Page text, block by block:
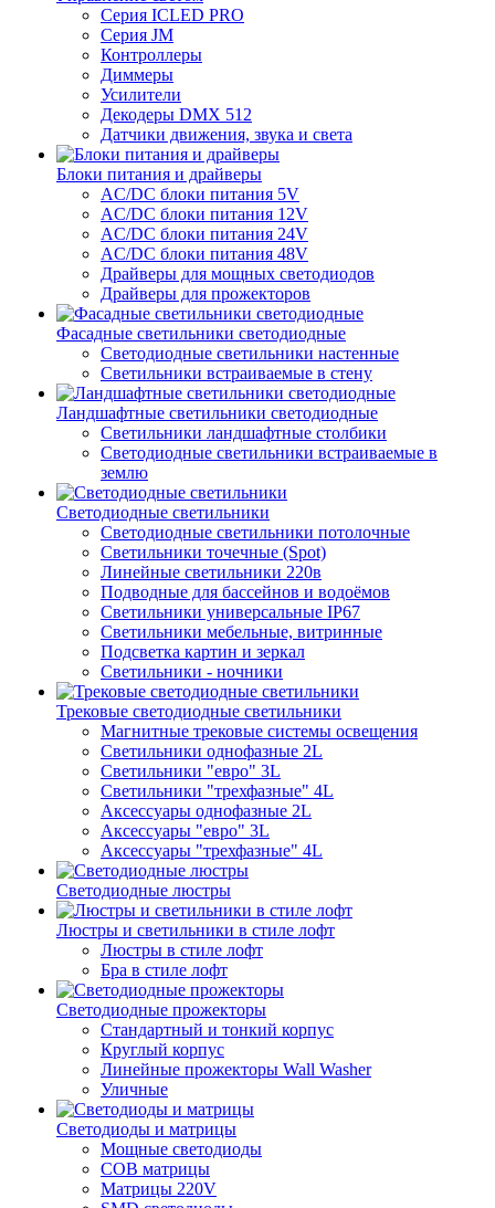
Серия ICLED PRO
Серия JM
Контроллеры
Диммеры
Усилители
Декодеры DMX 512
Датчики движения, звука и света
Блоки питания и драйверы
AC/DC блоки питания 5V
AC/DC блоки питания 12V
AC/DC блоки питания 24V
AC/DC блоки питания 48V
Драйверы для мощных светодиодов
Драйверы для прожекторов
Фасадные светильники светодиодные
Светодиодные светильники настенные
Светильники встраиваемые в стену
Ландшафтные светильники светодиодные
Светильники ландшафтные столбики
Светодиодные светильники встраиваемые в
землю
Светодиодные светильники
Светодиодные светильники потолочные
Светильники точечные (Spot)
Линейные светильники 220в
Подводные для бассейнов и водоёмов
Светильники универсальные IP67
Светильники мебельные, витринные
Подсветка картин и зеркал
Светильники - ночники
Трековые светодиодные светильники
Магнитные трековые системы освещения
Светильники однофазные 2L
Светильники "евро" 3L
Светильники "трехфазные" 4L
Аксессуары однофазные 2L
Аксессуары "евро" 3L
Аксессуары "трехфазные" 4L
Светодиодные люстры
Люстры и светильники в стиле лофт
Люстры в стиле лофт
Бра в стиле лофт
Светодиодные прожекторы
Стандартный и тонкий корпус
Круглый корпус
Линейные прожекторы Wall Washer
Уличные
Светодиоды и матрицы
Мощные светодиоды
COB матрицы
Матрицы 220V